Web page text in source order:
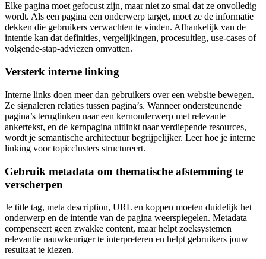
Elke pagina moet gefocust zijn, maar niet zo smal dat ze onvolledig
wordt. Als een pagina een onderwerp target, moet ze de informatie
dekken die gebruikers verwachten te vinden. Afhankelijk van de
intentie kan dat definities, vergelijkingen, procesuitleg, use-cases of
volgende-stap-adviezen omvatten.
Versterk interne linking
Interne links doen meer dan gebruikers over een website bewegen.
Ze signaleren relaties tussen pagina’s. Wanneer ondersteunende
pagina’s teruglinken naar een kernonderwerp met relevante
ankertekst, en de kernpagina uitlinkt naar verdiepende resources,
wordt je semantische architectuur begrijpelijker. Leer hoe je interne
linking voor topicclusters structureert.
Gebruik metadata om thematische afstemming te
verscherpen
Je title tag, meta description, URL en koppen moeten duidelijk het
onderwerp en de intentie van de pagina weerspiegelen. Metadata
compenseert geen zwakke content, maar helpt zoeksystemen
relevantie nauwkeuriger te interpreteren en helpt gebruikers jouw
resultaat te kiezen.